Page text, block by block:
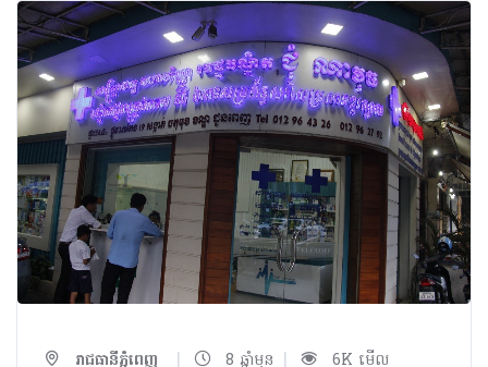
រាជធានីភ្នំពេញ | 8 ឆ្នាំមុន | 6K មើល